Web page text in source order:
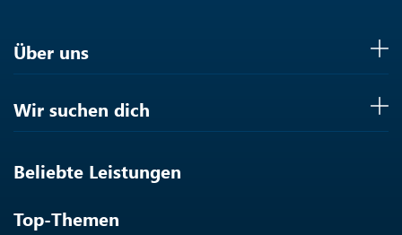
Über uns
Wir suchen dich
Beliebte Leistungen
Top-Themen